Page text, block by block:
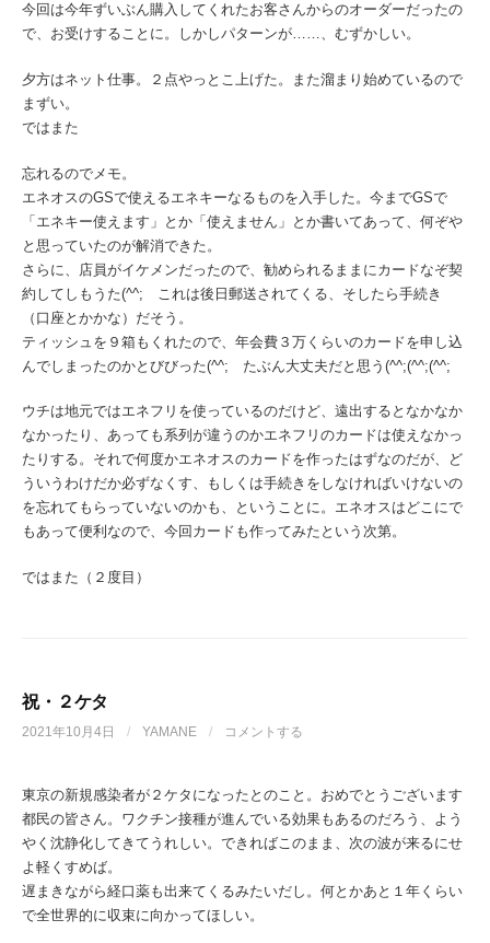
今回は今年ずいぶん購入してくれたお客さんからのオーダーだったの
で、お受けすることに。しかしパターンが……、むずかしい。
夕方はネット仕事。２点やっとこ上げた。また溜まり始めているので
まずい。
ではまた
忘れるのでメモ。
エネオスのGSで使えるエネキーなるものを入手した。今までGSで
「エネキー使えます」とか「使えません」とか書いてあって、何ぞや
と思っていたのが解消できた。
さらに、店員がイケメンだったので、勧められるままにカードなぞ契
約してしもうた(^^; これは後日郵送されてくる、そしたら手続き
（口座とかかな）だそう。
ティッシュを９箱もくれたので、年会費３万くらいのカードを申し込
んでしまったのかとびびった(^^; たぶん大丈夫だと思う(^^;(^^;(^^;
ウチは地元ではエネフリを使っているのだけど、遠出するとなかなか
なかったり、あっても系列が違うのかエネフリのカードは使えなかっ
たりする。それで何度かエネオスのカードを作ったはずなのだが、ど
ういうわけだか必ずなくす、もしくは手続きをしなければいけないの
を忘れてもらっていないのかも、ということに。エネオスはどこにで
もあって便利なので、今回カードも作ってみたという次第。
ではまた（２度目）
祝・２ケタ
2021年10月4日 / YAMANE / コメントする
東京の新規感染者が２ケタになったとのこと。おめでとうございます
都民の皆さん。ワクチン接種が進んでいる効果もあるのだろう、よう
やく沈静化してきてうれしい。できればこのまま、次の波が来るにせ
よ軽くすめば。
遅まきながら経口薬も出来てくるみたいだし。何とかあと１年くらい
で全世界的に収束に向かってほしい。